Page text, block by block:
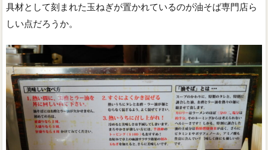
具材として刻まれた玉ねぎが置かれているのが油そば専門店ら
しい点だろうか。